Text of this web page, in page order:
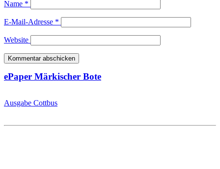
Name *
E-Mail-Adresse *
Website
ePaper Märkischer Bote
Ausgabe Cottbus